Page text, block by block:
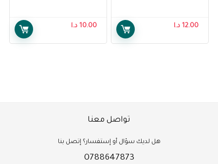
12.00 د.ا 10.00 د.ا
تواصل معنا
هل لديك سؤال أو إستفسار؟ إتصل بنا
0788647873